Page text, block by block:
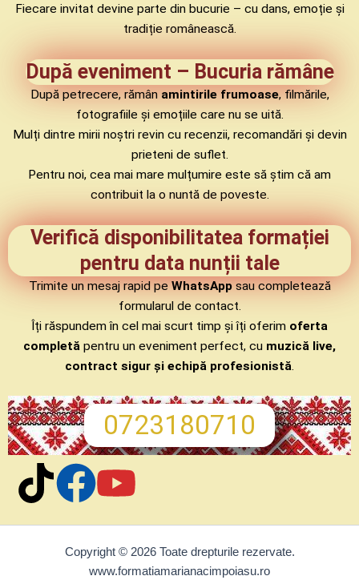
Fiecare invitat devine parte din bucurie – cu dans, emoție și
tradiție românească.
După eveniment – Bucuria rămâne
După petrecere, rămân amintirile frumoase, filmările,
fotografiile și emoțiile care nu se uită.
Mulți dintre mirii noștri revin cu recenzii, recomandări și devin
prieteni de suflet.
Pentru noi, cea mai mare mulțumire este să știm că am
contribuit la o nuntă de poveste.
Verifică disponibilitatea formației
pentru data nunții tale
Trimite un mesaj rapid peWhatsAppsau completează
formularul de contact.
Îți răspundem în cel mai scurt timp și îți oferim oferta
completă pentru un eveniment perfect, cu muzică live,
contract sigur și echipă profesionistă
0723180710
Copyright © 2026 Toate drepturile rezervate.
www.formatiamarianacimpoiasu.ro